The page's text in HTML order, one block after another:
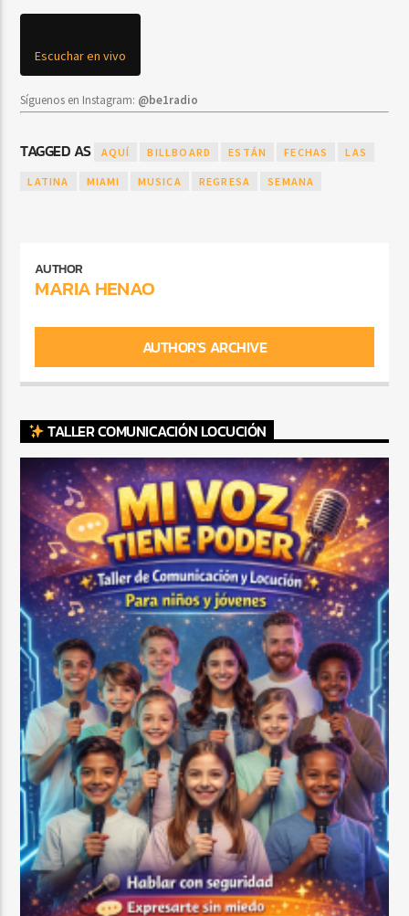
Escuchar en vivo
Síguenos en Instagram: @be1radio
TAGGED AS AQUÍ BILLBOARD ESTÁN FECHAS LAS
LATINA MIAMI MUSICA REGRESA SEMANA
AUTHOR
MARIA HENAO
AUTHOR'S ARCHIVE
TALLER COMUNICACIÓN LOCUCIÓN